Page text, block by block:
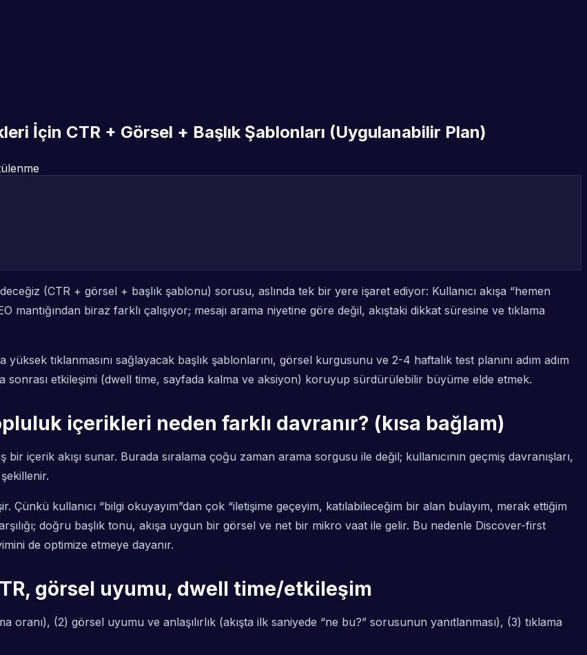
İçin CTR + Görsel + Başlık Şablonları (Uygulanabilir Plan)
(CTR + görsel + başlık şablonu) sorusu, aslında tek bir yere işaret ediyor: Kullanıcı akışa “hemen
mantığından biraz farklı çalışıyor; mesajı arama niyetine göre değil, akıştaki dikkat süresine ve tıklama
tıklanmasını sağlayacak başlık şablonlarını, görsel kurgusunu ve 2-4 haftalık test planını adım adım
sonrası etkileşimi (dwell time, sayfada kalma ve aksiyon) koruyup sürdürülebilir büyüme elde etmek.
içerikleri neden farklı davranır? (kısa bağlam)
içerik akışı sunar. Burada sıralama çoğu zaman arama sorgusu ile değil; kullanıcının geçmiş davranışları,
kullanıcı “bilgi okuyayım”dan çok “iletişime geçeyim, katılabileceğim bir alan bulayım, merak ettiğim
doğru başlık tonu, akışa uygun bir görsel ve net bir mikro vaat ile gelir. Bu nedenle Discover-first
de optimize etmeye dayanır.
görsel uyumu, dwell time/etkileşim
(2) görsel uyumu ve anlaşılırlık (akışta ilk saniyede “ne bu?” sorusunun yanıtlanması), (3) tıklama